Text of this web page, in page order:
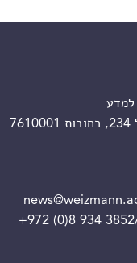
למדע
+972 (0)8 934